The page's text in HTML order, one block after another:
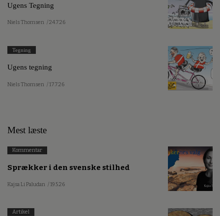
Ugens Tegning
Niels Thomsen / 24.7.26
Tegning
Ugens tegning
Niels Thomsen / 17.7.26
Mest læste
Kommentar
Sprækker i den svenske stilhed
Kajsa Li Paludan / 19.5.26
Artikel